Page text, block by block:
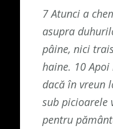
7 Atunci a
asupra
pâine, nici
haine. 10
dacă în vreun
sub picioarele
pentru